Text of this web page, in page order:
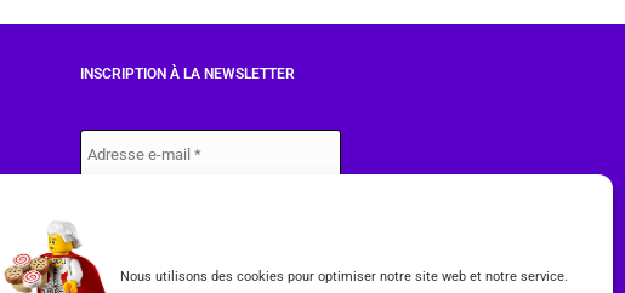
Nous utilisons des cookies pour optimiser notre site web et notre service.
INSCRIPTION À LA NEWSLETTER